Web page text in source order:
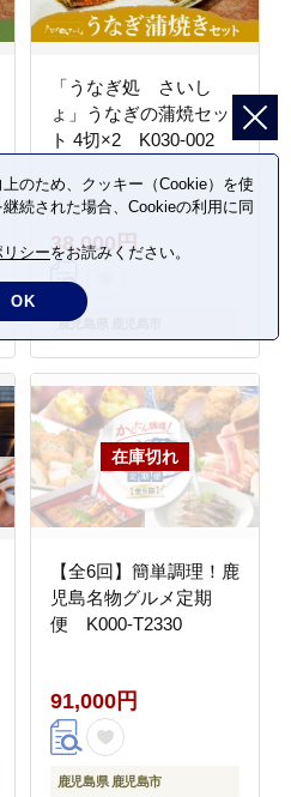
「うなぎ処 さいし
ょ」うなぎの蒲焼セッ
ト 4切×2 K030-002
38,000円
鹿児島県 鹿児島市
【全6回】簡単調理！鹿
児島名物グルメ定期
便 K000-T2330
91,000円
鹿児島県 鹿児島市
のため、クッキー（Cookie）を使
続された場合、Cookieの利用に同
シーをお読みください。
OK